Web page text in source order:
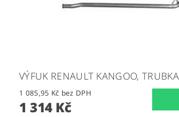
VÝFUK RENAULT KANGOO,
1 085,95 Kč bez DPH
1 314 Kč